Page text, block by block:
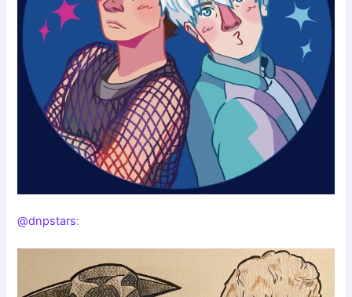
@dnpstars: